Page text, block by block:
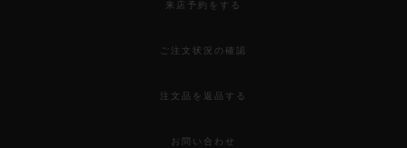
来店予約をする
ご注文状況の確認
注文品を返品する
お問い合わせ